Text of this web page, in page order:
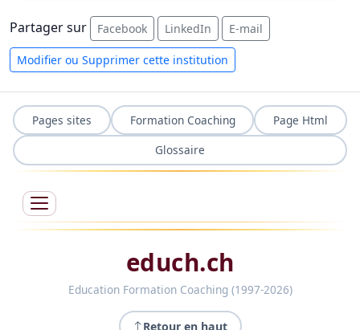
Partager sur Facebook LinkedIn E-mail
Modifier ou Supprimer cette institution
Pages sites Formation Coaching
Page Html
Glossaire
educh.ch
Education Formation Coaching (1997-2026)
Retour en haut